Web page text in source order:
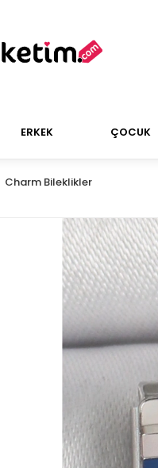
ERKEK ÇOCUK
Charm Bileklikler